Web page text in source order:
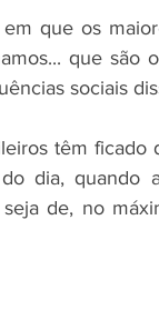
que os
que são
sociais
têm ficado
dia, quando
de, no